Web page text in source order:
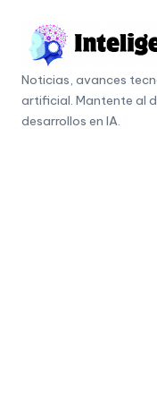
content
I
n
t
Noticias, avances
artificial. Mantente al
desarrollos en IA.